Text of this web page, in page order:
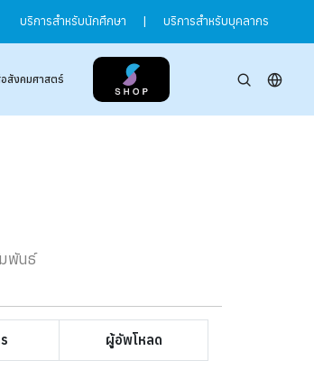
บริการสำหรับนักศึกษา | บริการสำหรับบุคลากร
สังคมศาสตร์
มพันธ์
ผู้อัพโหลด